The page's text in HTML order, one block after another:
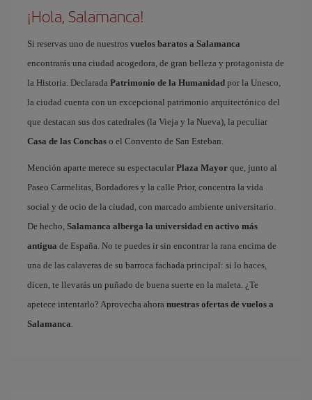
¡Hola, Salamanca!
Si reservas uno de nuestros vuelos baratos a Salamanca
encontrarás una ciudad acogedora, de gran belleza y protagonista de
la Historia. Declarada Patrimonio de la Humanidad por la Unesco,
la ciudad cuenta con un excepcional patrimonio arquitectónico del
que destacan sus dos catedrales (la Vieja y la Nueva), la peculiar
Casa de las Conchas o el Convento de San Esteban.
Mención aparte merece su espectacular Plaza Mayor que, junto al
Paseo Carmelitas, Bordadores y la calle Prior, concentra la vida
social y de ocio de la ciudad, con marcado ambiente universitario.
De hecho, Salamanca alberga la universidad en activo más
antigua de España. No te puedes ir sin encontrar la rana encima de
una de las calaveras de su barroca fachada principal: si lo haces,
dicen, te llevarás un puñado de buena suerte en la maleta. ¿Te
apetece intentarlo? Aprovecha ahora nuestras ofertas de vuelos a
Salamanca